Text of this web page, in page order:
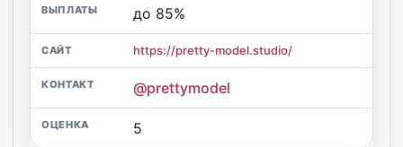
до 85%
https://pretty-model.studio/
@prettymodel
5